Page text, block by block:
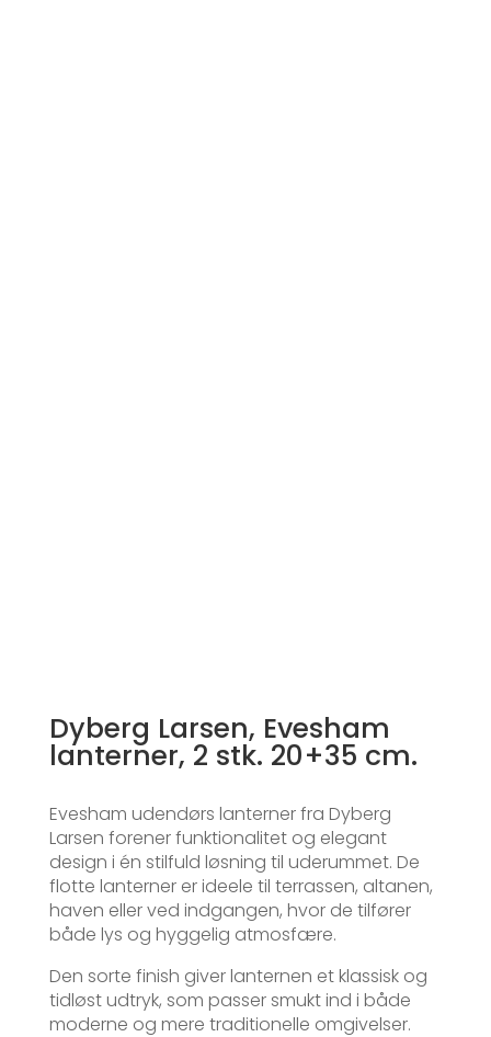
Dyberg Larsen, Evesham
lanterner, 2 stk. 20+35 cm.
Evesham udendørs lanterner fra Dyberg
Larsen forener funktionalitet og elegant
design i én stilfuld løsning til uderummet. De
flotte lanterner er ideele til terrassen, altanen,
haven eller ved indgangen, hvor de tilfører
både lys og hyggelig atmosfære.
Den sorte finish giver lanternen et klassisk og
tidløst udtryk, som passer smukt ind i både
moderne og mere traditionelle omgivelser.